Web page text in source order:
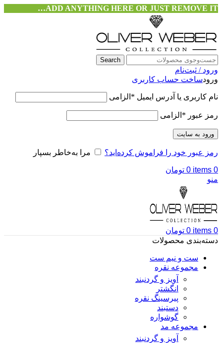
ADD ANYTHING HERE OR JUST REMOVE IT…
Search
ورود / ثبت‌نام
ورودساخت حساب کاربری
نام کاربری یا آدرس ایمیل * الزامی
رمز عبور * الزامی
ورود به سایت
رمز عبور خود را فراموش کرده‌اید؟ مرا به‌خاطر بسپار
0
items
0 تومان
منو
0
items
0 تومان
دسته‌بندی محصولات
ست و نیم ست
مجموعه نقره
آویز و گردنبند
انگشتر
پیرسینگ نقره
دستبند
گوشواره
مجموعه مد
آویز و گردنبند